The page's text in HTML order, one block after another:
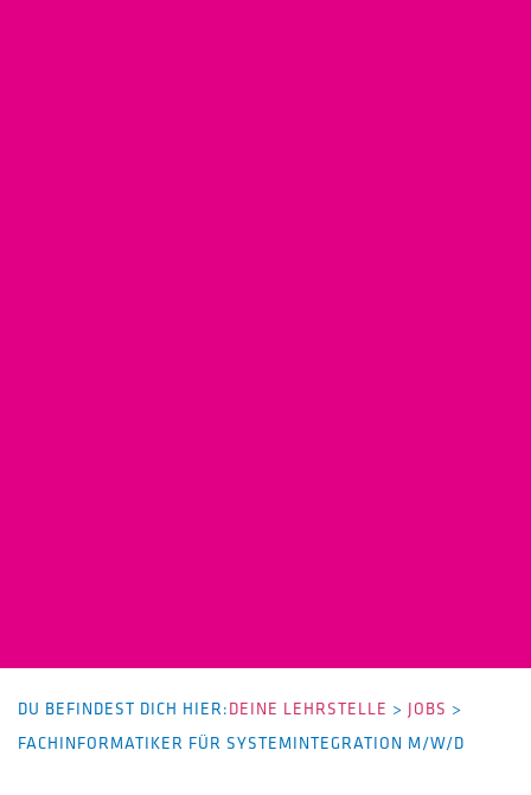
DU BEFINDEST DICH HIER:DEINE LEHRSTELLE > JOBS >
FACHINFORMATIKER FÜR SYSTEMINTEGRATION M/W/D